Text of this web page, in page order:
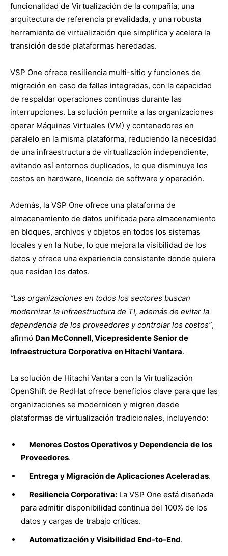
funcionalidad de Virtualización de la compañía, una
arquitectura de referencia prevalidada, y una robusta
herramienta de virtualización que simplifica y acelera la
transición desde plataformas heredadas.
VSP One ofrece resiliencia multi-sitio y funciones de
migración en caso de fallas integradas, con la capacidad
de respaldar operaciones continuas durante las
interrupciones. La solución permite a las organizaciones
operar Máquinas Virtuales (VM) y contenedores en
paralelo en la misma plataforma, reduciendo la necesidad
de una infraestructura de virtualización independiente,
evitando así entornos duplicados, lo que disminuye los
costos en hardware, licencia de software y operación.
Además, la VSP One ofrece una plataforma de
almacenamiento de datos unificada para almacenamiento
en bloques, archivos y objetos en todos los sistemas
locales y en la Nube, lo que mejora la visibilidad de los
datos y ofrece una experiencia consistente donde quiera
que residan los datos.
“Las organizaciones en todos los sectores buscan
modernizar la infraestructura de TI, además de evitar la
dependencia de los proveedores y controlar los costos”,
afirmó Dan McConnell, Vicepresidente Senior de
Infraestructura Corporativa en Hitachi Vantara.
La solución de Hitachi Vantara con la Virtualización
OpenShift de RedHat ofrece beneficios clave para que las
organizaciones se modernicen y migren desde
plataformas de virtualización tradicionales, incluyendo:
Menores Costos Operativos y Dependencia de los
Proveedores.
Entrega y Migración de Aplicaciones Aceleradas.
Resiliencia Corporativa: La VSP One está diseñada
para admitir disponibilidad continua del 100% de los
datos y cargas de trabajo críticas.
Automatización y Visibilidad End-to-End.